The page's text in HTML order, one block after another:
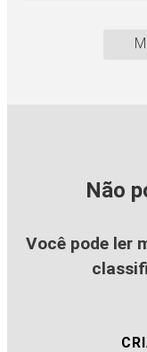
Não
Você pode ler